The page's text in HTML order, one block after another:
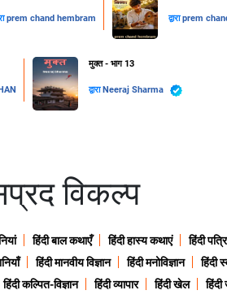
prem chand hembram द्वाराprem
मुक्त - भाग 13
द्वारा Neeraj Sharma
विकल्प
हिंदी बाल कथाएँ हिंदी हास्य कथाएं हिंदी
हिंदी मानवीय विज्ञान हिंदी मनोविज्ञान हिंदी
हिंदी कल्पित-विज्ञान हिंदी व्यापार हिंदी खेल हिंदी